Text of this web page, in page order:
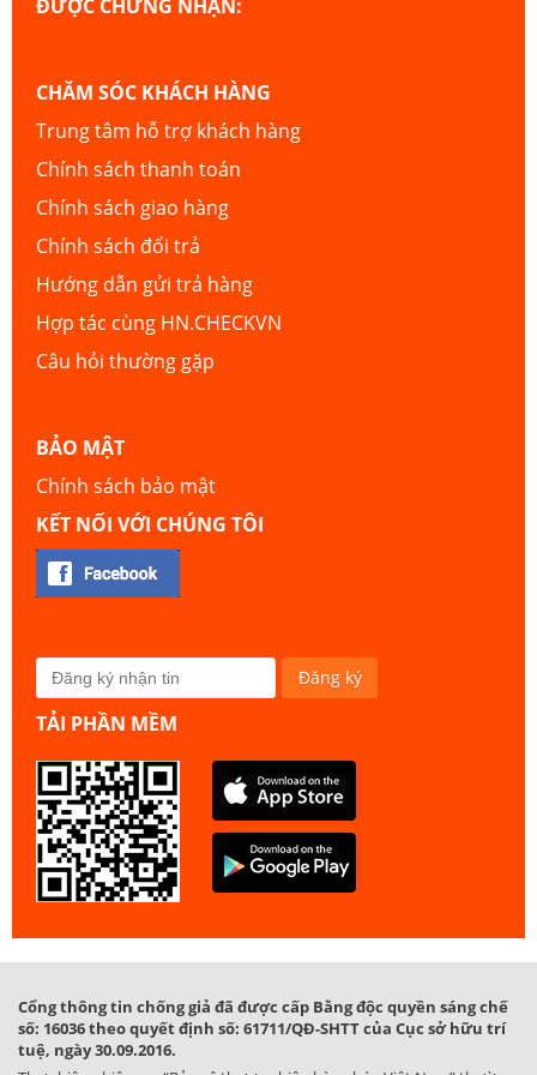
ĐƯỢC CHỨNG NHẬN:
CHĂM SÓC KHÁCH HÀNG
Trung tâm hỗ trợ khách hàng
Chính sách thanh toán
Chính sách giao hàng
Chính sách đổi trả
Hướng dẫn gửi trả hàng
Hợp tác cùng HN.CHECKVN
Câu hỏi thường gặp
BẢO MẬT
Chính sách bảo mật
KẾT NỐI VỚI CHÚNG TÔI
TẢI PHẦN MỀM
Cổng thông tin chống giả đã được cấp Bằng độc quyền sáng chế
số: 16036 theo quyết định số: 61711/QĐ-SHTT của Cục sở hữu trí
tuệ, ngày 30.09.2016.